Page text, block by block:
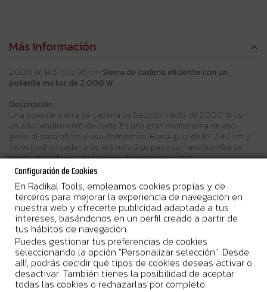
Más Información
2.000 W, 14,5 m/s, 35 cm Sierra de cadena eficiente con un
potente motor de 2.000 W
Descripción
Una potente sierra de cadena de bastidor recto de 2.000 W con
un alto rendimiento de corte. Es una gran motosierra de uso
general para obras y uso doméstico. Barra guía de 16" / 40 cm y
velocidad de cadena de 14,5 m/s. Equipada con una bomba de
aceite ajustable y una función de arranque suave.
Beneficios del usuario
El gran depósito de aceite con ventana permite al operador
comprobar el nivel de aceite de la barra
El limitador de corriente incorporado ayuda a proteger el motor
de quemaduras reduciendo la potencia al motor cuando la sierra
está sobrecargada.
El revestimiento de goma del mango garantiza un agarre firme
para trabajar
Lubricación automática de la cadena
Configuración de Cookies
En Radikal Tools, empleamos cookies propias y de
terceros para mejorar la experiencia de navegación en
nuestra web y ofrecerte publicidad adaptada a tus
intereses, basándonos en un perfil creado a partir de
tus hábitos de navegación.
Puedes gestionar tus preferencias de cookies
seleccionando la opción "Personalizar selección". Desde
allí, podrás decidir qué tipos de cookies deseas activar o
desactivar. También tienes la posibilidad de aceptar
todas las cookies o rechazarlas por completo.